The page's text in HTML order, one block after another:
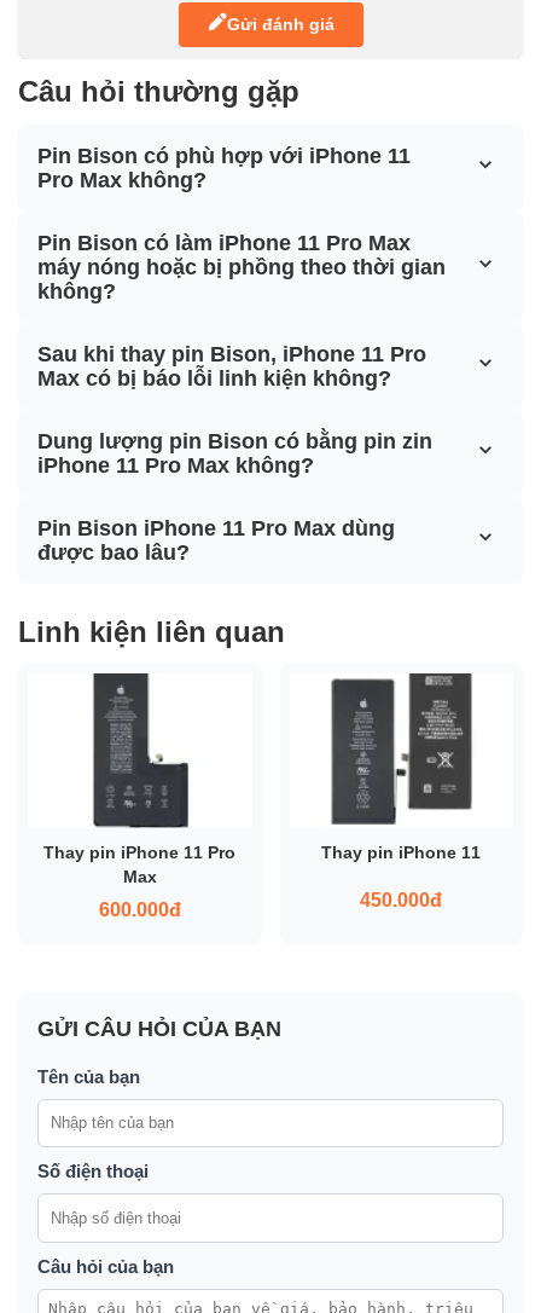
Gửi đánh giá
Câu hỏi thường gặp
Pin Bison có phù hợp với iPhone 11
Pro Max không?
Pin Bison có làm iPhone 11 Pro Max
máy nóng hoặc bị phồng theo thời gian
không?
Sau khi thay pin Bison, iPhone 11 Pro
Max có bị báo lỗi linh kiện không?
Dung lượng pin Bison có bằng pin zin
iPhone 11 Pro Max không?
Pin Bison iPhone 11 Pro Max dùng
được bao lâu?
Linh kiện liên quan
Thay pin iPhone 11 Pro
Max
600.000đ
Thay pin iPhone 11
450.000đ
GỬI CÂU HỎI CỦA BẠN
Tên của bạn
Số điện thoại
Câu hỏi của bạn